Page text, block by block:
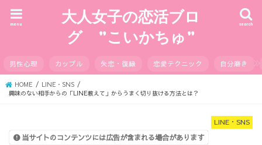
大人女子の恋活ブロ
グ ”こいかちゅ”
search
menu
男性心理 カップル 失恋・復縁 恋愛テクニック 自分磨き
HOME
LINE・SNS
興味のない相手からの「LINE教えて」からうまく切り抜ける方法とは？
LINE・SNS
当サイトのコンテンツには広告が含まれる場合があります